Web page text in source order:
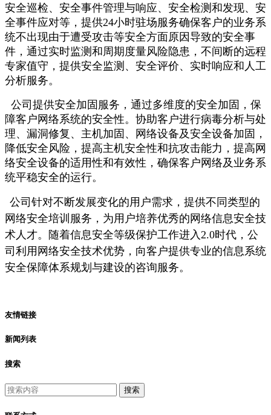
安全巡检、安全事件管理与响应、安全检测和发现、安
全事件应对等，提供24小时驻场服务确保客户的业务系
统不出现由于遭受攻击等安全方面原因导致的安全事
件，通过实时监测和周期度量风险隐患，不间断的远程
专家值守，提供安全监测、安全评价、实时响应和人工
分析服务。
公司提供安全加固服务，通过多维度的安全加固，保
障客户网络系统的安全性。协助客户进行病毒分析与处
理、漏洞修复、主机加固、网络设备及安全设备加固，
降低安全风险，提高主机安全性和抗攻击能力，提高网
络安全设备的适用性和有效性，确保客户网络及业务系
统平稳安全的运行。
公司针对不断发展变化的用户需求，提供不同类型的
网络安全培训服务，为用户培养优秀的网络信息安全技
术人才。随着信息安全等级保护工作进入2.0时代，公
司利用网络安全技术优势，向客户提供专业的信息系统
安全保障体系规划与建设的咨询服务。
友情链接
新闻列表
搜索